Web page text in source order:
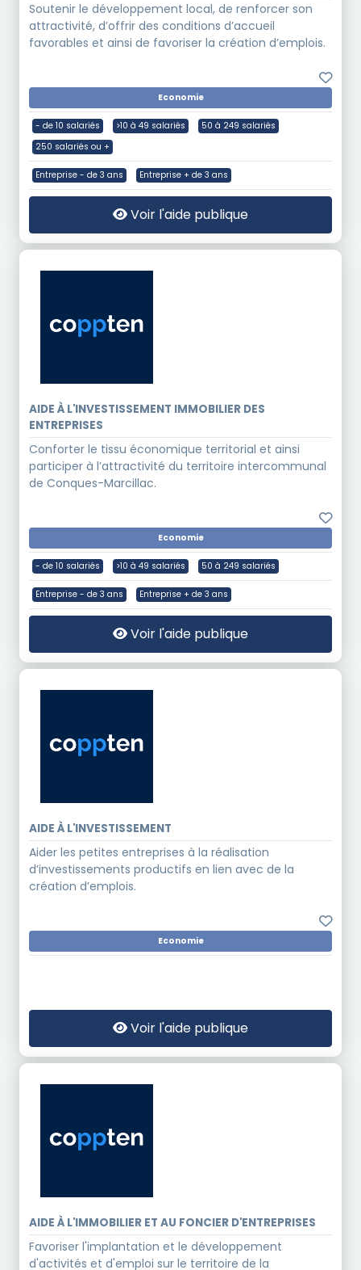
Soutenir le développement local, de renforcer son
attractivité, d’offrir des conditions d’accueil
favorables et ainsi de favoriser la création d’emplois.
Economie
- de 10 salariés >10 à 49 salariés
50 à 249 salariés
250 salariés ou +
Entreprise - de 3 ans Entreprise + de 3 ans
Voir l'aide publique
AIDE À L'INVESTISSEMENT IMMOBILIER DES
ENTREPRISES
Conforter le tissu économique territorial et ainsi
participer à l’attractivité du territoire intercommunal
de Conques-Marcillac.
Economie
- de 10 salariés >10 à 49 salariés 50 à 249 salariés
Entreprise - de 3 ans Entreprise + de 3 ans
Voir l'aide publique
AIDE À L'INVESTISSEMENT
Aider les petites entreprises à la réalisation
d’investissements productifs en lien avec de la
création d’emplois.
Economie
Voir l'aide publique
AIDE À L'IMMOBILIER ET AU FONCIER D'ENTREPRISES
Favoriser l'implantation et le développement
d'activités et d'emploi sur le territoire de la